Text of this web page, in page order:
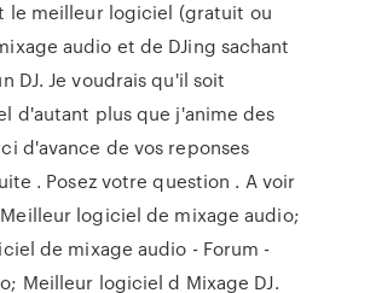
le meilleur logiciel (gratuit ou
audio et de DJing sachant
DJ. Je voudrais qu'il soit
d'autant plus que j'anime des
d'avance de vos reponses
. Posez votre question . A voir
logiciel de mixage audio;
de mixage audio - Forum -
Meilleur logiciel d Mixage DJ.